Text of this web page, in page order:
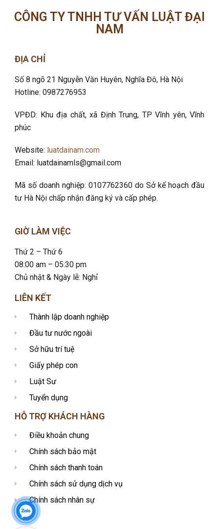
CÔNG TY TNHH TƯ VẤN LUẬT ĐẠI
NAM
ĐỊA CHỈ
Số 8 ngõ 21 Nguyễn Văn Huyên, Nghĩa Đô, Hà Nội
Hotline: 0987276953
VPĐD: Khu địa chất, xã Định Trung, TP Vĩnh yên, Vĩnh
phúc
Website: luatdainam.com
Email: luatdainamls@gmail.com
Mã số doanh nghiệp: 0107762360 do Sở kế hoạch đầu
tư Hà Nội chấp nhận đăng ký và cấp phép.
GIỜ LÀM VIỆC
Thứ 2 – Thứ 6
08:00 am – 05:30 pm
Chủ nhật & Ngày lễ: Nghỉ
LIÊN KẾT
Thành lập doanh nghiệp
Đầu tư nước ngoài
Sở hữu trí tuệ
Giấy phép con
Luật Sư
Tuyển dụng
HỖ TRỢ KHÁCH HÀNG
Điều khoản chung
Chính sách bảo mật
Chính sách thanh toán
Chính sách sử dụng dịch vụ
Chính sách nhân sự